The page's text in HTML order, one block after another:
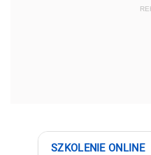
SZKOLENIE ONLINE